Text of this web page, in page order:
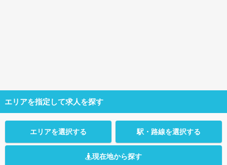
エリアを指定して求人を探す
エリアを選択する 駅・路線を選択する
現在地から探す